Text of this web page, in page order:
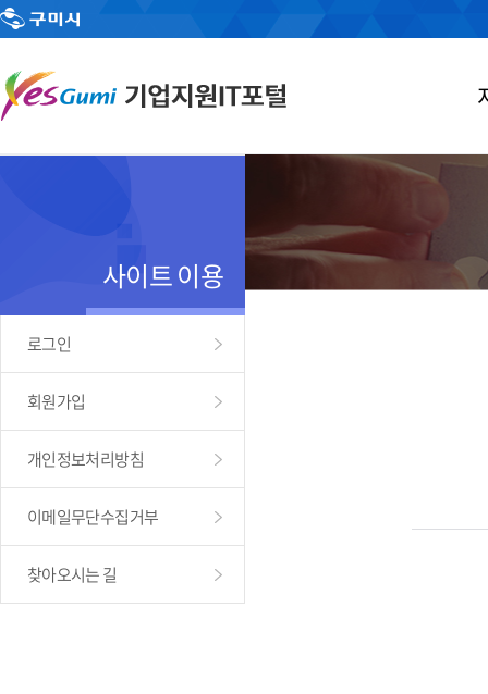
사이트 이용
로그인
회원가입
개인정보처리방침
이메일무단수집거부
찾아오시는 길